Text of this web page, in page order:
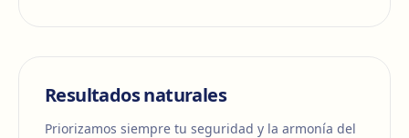
Resultados naturales
Priorizamos siempre tu seguridad y la armonía del